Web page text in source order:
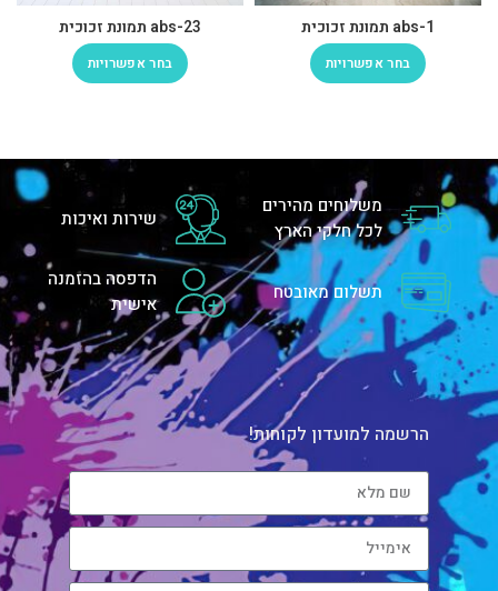
abs-1 תמונת זכוכית
בחר אפשרויות
abs-23 תמונת זכוכית
בחר אפשרויות
משלוחים מהירים
לכל חלקי הארץ
שירות ואיכות
תשלום מאובטח
הדפסה בהזמנה
אישית
הרשמה למועדון לקוחות!